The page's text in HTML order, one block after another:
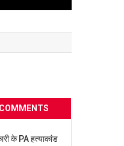
COMMENTS
के PA हत्याकांड